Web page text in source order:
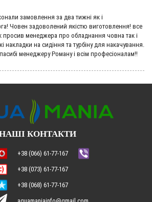
замовлення за два тижні як і
Човен задоволений якістю виготовлення! все
просив менеджера про обладнання човна так і
накладки на сидіння та турбіну для накачування.
менеджеру Роману і всім професіоналам!!
КОНТАКТИ
+38 (066) 61-77-167
+38 (073) 61-77-167
+38 (068) 61-77-167